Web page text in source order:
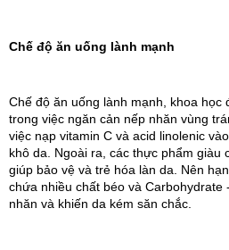
Chế độ ăn uống lành mạnh
Chế độ ăn uống lành mạnh, khoa học
trong việc ngăn cản nếp nhăn vùng
việc nạp vitamin C và acid linolenic
khô da. Ngoài ra, các thực phẩm giàu
giúp bảo vệ và trẻ hóa làn da. Nên
chứa nhiều chất béo và Carbohydrate
nhăn và khiến da kém săn chắc.